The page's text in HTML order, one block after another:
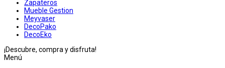
Zapateros
Mueble Gestion
Meyvaser
DecoPako
DecoEko
¡Descubre, compra y disfruta!
Menú